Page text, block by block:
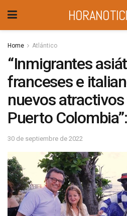
Home Atlántico
“Inmigrantes
franceses e
nuevos
Puerto
30 de septiembre de 2022